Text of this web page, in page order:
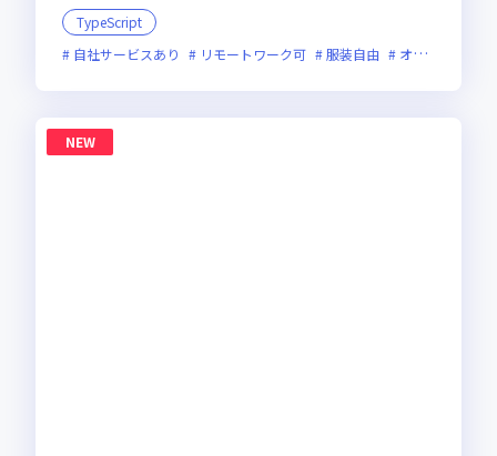
TypeScript
自社サービスあり
リモートワーク可 服装自由 オンライン選考可
NEW